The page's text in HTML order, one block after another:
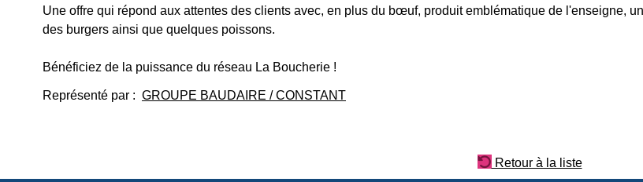
Une offre qui répond aux attentes des clients avec, en plus du bœuf, produit emblématique de l'enseigne,
des burgers ainsi que quelques poissons.
Bénéficiez de la puissance du réseau La Boucherie !
Représenté par : GROUPE BAUDAIRE / CONSTANT
Retour à la liste